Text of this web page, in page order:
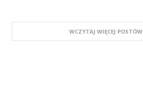
WCZYTAJ WIĘCEJ POSTÓW